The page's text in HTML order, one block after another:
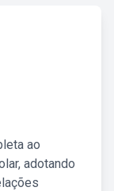
ao
adotando